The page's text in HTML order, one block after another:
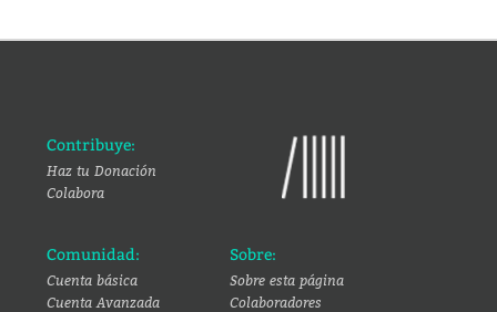
Contribuye:
Haz tu Donación
Colabora
Comunidad:
Cuenta básica
Cuenta Avanzada
Sobre:
Sobre esta página
Colaboradores